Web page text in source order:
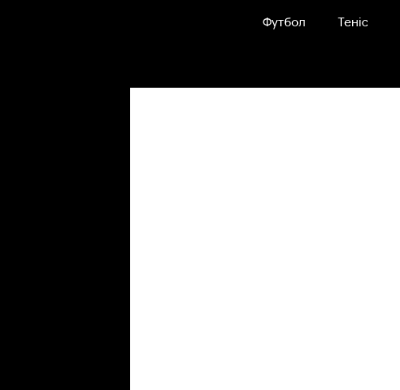
Футбол Теніс